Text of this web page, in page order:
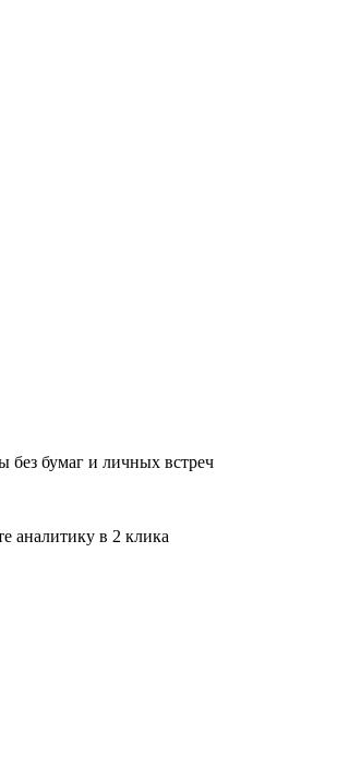
без бумаг и личных встреч
аналитику в 2 клика